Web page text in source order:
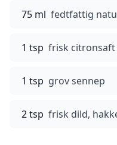
75 ml fedtfattig
1 tsp frisk citronsaft
1 tsp grov sennep
2 tsp frisk dild,